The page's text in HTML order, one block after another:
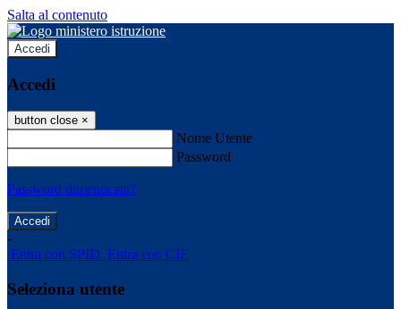
Salta al contenuto
Accedi
Accedi
button close ×
Nome Utente
Password
Password dimenticata?
-
Entra con SPID Entra con CIE
Seleziona utente